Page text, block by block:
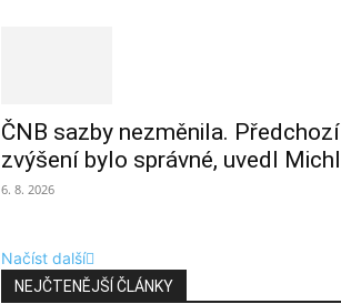
ČNB sazby nezměnila. Předchozí
zvýšení bylo správné, uvedl Michl
6. 8. 2026
Načíst další
NEJČTENĚJŠÍ ČLÁNKY